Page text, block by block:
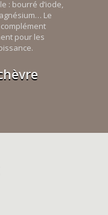
: bourré d’iode,
Le
pour les